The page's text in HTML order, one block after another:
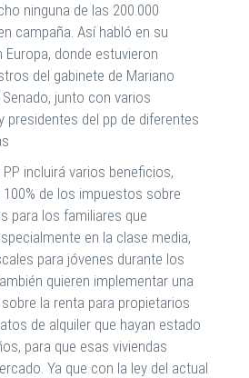
ninguna de las 200.000
campaña. Así habló en su
donde estuvieron
del gabinete de Mariano
junto con varios
presidentes del pp de diferentes
incluirá varios beneficios,
de los impuestos sobre
para los familiares que
en la clase media,
para jóvenes durante los
quieren implementar una
la renta para propietarios
de alquiler que hayan estado
para que esas viviendas
Ya que con la ley del actual